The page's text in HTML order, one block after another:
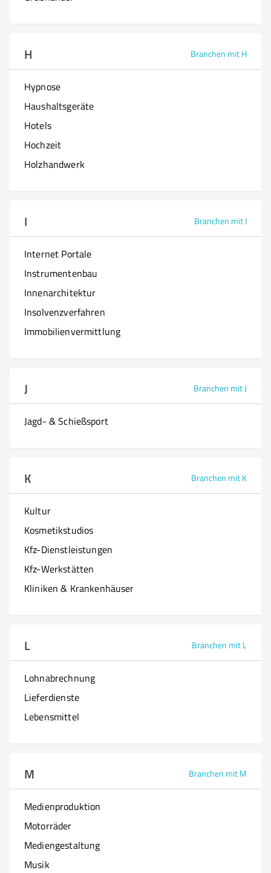
H Branchen mit H
Hypnose
Haushaltsgeräte
Hotels
Hochzeit
Holzhandwerk
I Branchen mit I
Internet Portale
Instrumentenbau
Innenarchitektur
Insolvenzverfahren
Immobilienvermittlung
J Branchen mit J
Jagd- & Schießsport
K Branchen mit K
Kultur
Kosmetikstudios
Kfz-Dienstleistungen
Kfz-Werkstätten
Kliniken & Krankenhäuser
L Branchen mit L
Lohnabrechnung
Lieferdienste
Lebensmittel
M Branchen mit M
Medienproduktion
Motorräder
Mediengestaltung
Musik